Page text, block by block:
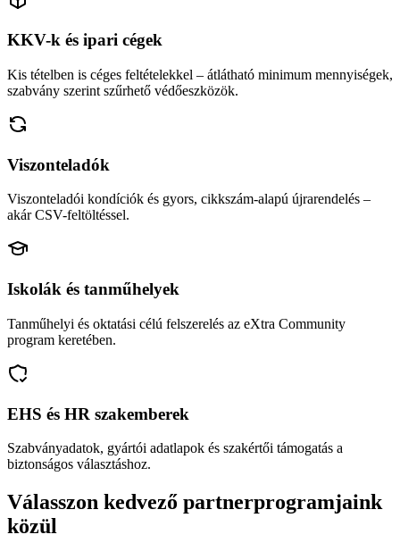
KKV-k és ipari cégek
Kis tételben is céges feltételekkel – átlátható minimum mennyiségek,
szabvány szerint szűrhető védőeszközök.
Viszonteladók
Viszonteladói kondíciók és gyors, cikkszám-alapú újrarendelés –
akár CSV-feltöltéssel.
Iskolák és tanműhelyek
Tanműhelyi és oktatási célú felszerelés az eXtra Community
program keretében.
EHS és HR szakemberek
Szabványadatok, gyártói adatlapok és szakértői támogatás a
biztonságos választáshoz.
Válasszon kedvező partnerprogramjaink
közül